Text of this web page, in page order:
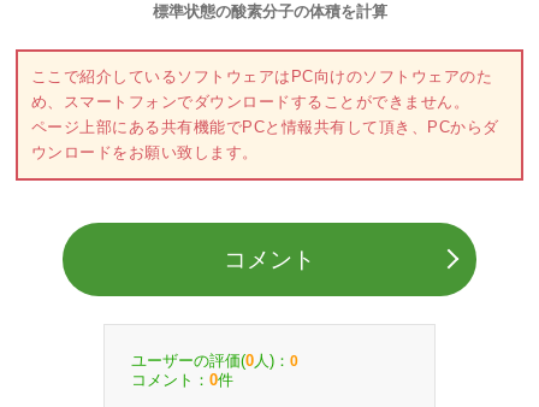
標準状態の酸素分子の体積を計算
ここで紹介しているソフトウェアはPC向けのソフトウェアのた
め、スマートフォンでダウンロードすることができません。
ページ上部にある共有機能でPCと情報共有して頂き、PCからダ
ウンロードをお願い致します。
コメント
ユーザーの評価(0 人)： 0
コメント： 0件